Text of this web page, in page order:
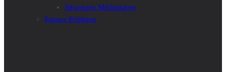
Structures Médiatiques
Espace Politique